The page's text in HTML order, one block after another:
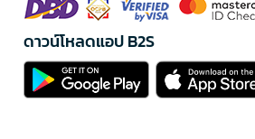
ดาวน์โหลดแอป B2S